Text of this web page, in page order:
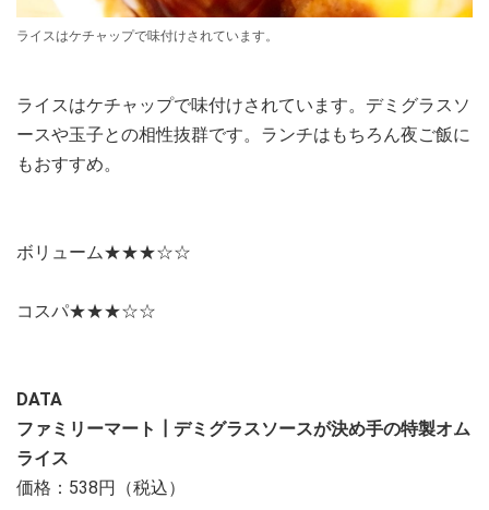
ライスはケチャップで味付けされています。
ライスはケチャップで味付けされています。デミグラスソ
ースや玉子との相性抜群です。ランチはもちろん夜ご飯に
もおすすめ。
ボリューム★★★☆☆
コスパ★★★☆☆
DATA
ファミリーマート┃デミグラスソースが決め手の特製オム
ライス
価格：538円（税込）